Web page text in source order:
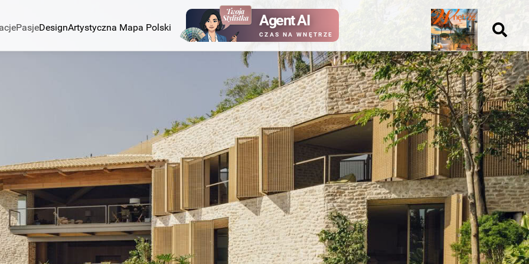
PasjeDesignArtystyczna Mapa Polski Agent AI
CZAS NA WNĘTRZE
Nowy
numer
kup ten
numer
Wydanie papierowe
kup ten
numer
Wydanie cyfrowe